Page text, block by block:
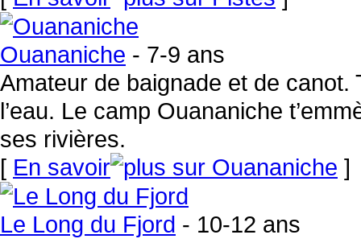
Ouananiche - 7-9 ans
Amateur de baignade et de
l’eau. Le camp Ouananiche
ses rivières.
[ En savoir ]
Le Long du Fjord - 10-12 ans